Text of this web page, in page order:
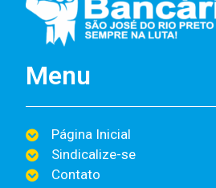
Menu
Página Inicial
Sindicalize-se
Contato